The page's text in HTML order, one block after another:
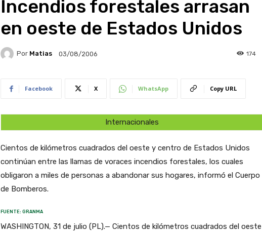
Incendios forestales arrasan
en oeste de Estados Unidos
Por Matias 03/08/2006 174
Facebook X WhatsApp Copy URL
Internacionales
Cientos de kilómetros cuadrados del oeste y centro de Estados Unidos
continúan entre las llamas de voraces incendios forestales, los cuales
obligaron a miles de personas a abandonar sus hogares, informó el Cuerpo
de Bomberos.
FUENTE: GRANMA
WASHINGTON, 31 de julio (PL).— Cientos de kilómetros cuadrados del oeste